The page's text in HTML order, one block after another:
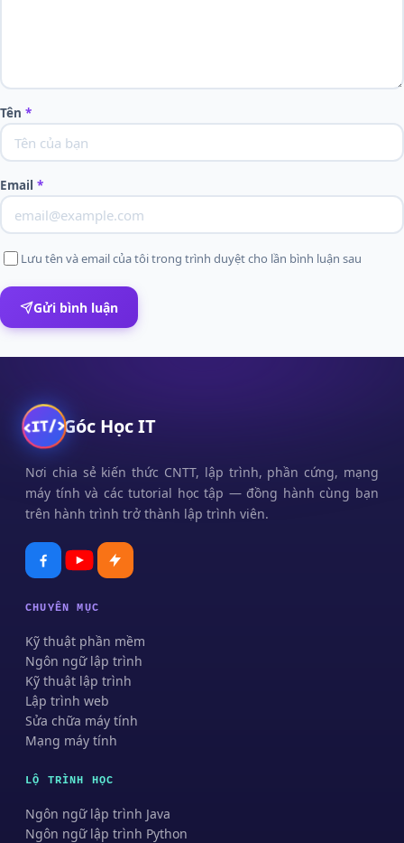
Tên *
Email *
Lưu tên và email của tôi trong trình duyệt cho lần bình luận sau
Gửi bình luận
Góc Học IT
Nơi chia sẻ kiến thức CNTT, lập trình, phần cứng, mạng
máy tính và các tutorial học tập — đồng hành cùng bạn
trên hành trình trở thành lập trình viên.
CHUYÊN MỤC
Kỹ thuật phần mềm
Ngôn ngữ lập trình
Kỹ thuật lập trình
Lập trình web
Sửa chữa máy tính
Mạng máy tính
LỘ TRÌNH HỌC
Ngôn ngữ lập trình Java
Ngôn ngữ lập trình Python